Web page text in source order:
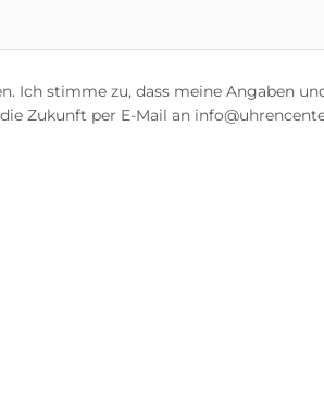
Ich stimme zu, dass meine Angaben
Zukunft per E-Mail an